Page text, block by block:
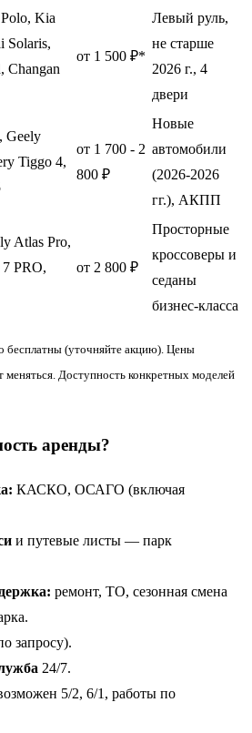
Kia
Solaris,
Changan
от 1 500 ₽*
Левый руль,
не старше
2026 г., 4
двери
Geely
Tiggo 4,
от 1 700 - 2
800 ₽
Новые
автомобили
(2026-2026
гг.), АКПП
Atlas Pro,
PRO,
от 2 800 ₽
Просторные
кроссоверы и
седаны
бизнес-класса
бесплатны (уточняйте акцию). Цены
меняться. Доступность конкретных моделей
аренды?
КАСКО, ОСАГО (включая
и путевые листы — парк
ремонт, ТО, сезонная смена
запросу).
24/7.
5/2, 6/1, работы по